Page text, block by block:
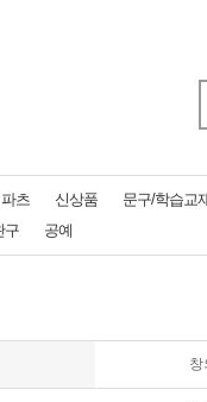
츠 신상품 문구/학습교
구
공예
창